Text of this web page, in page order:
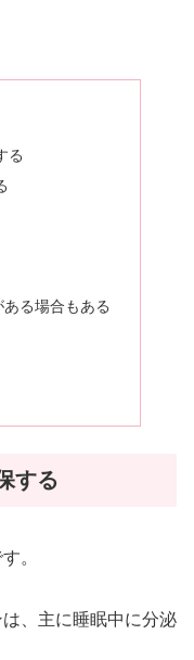
る
る場合もある
する
。
、主に睡眠中に分泌